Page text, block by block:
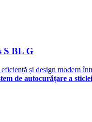
S BL G
și design modern
de autocurățare a sticlei